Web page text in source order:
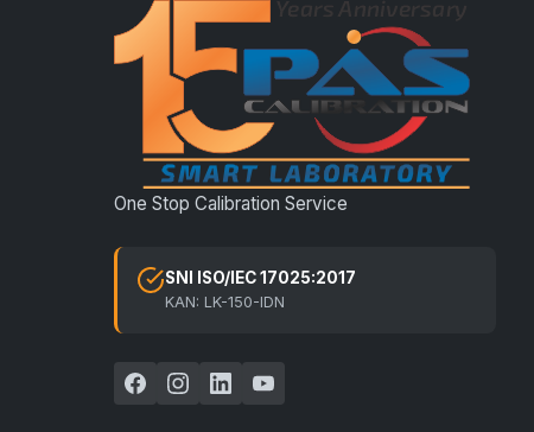
One Stop Calibration Service
SNI ISO/IEC 17025:2017
KAN: LK-150-IDN